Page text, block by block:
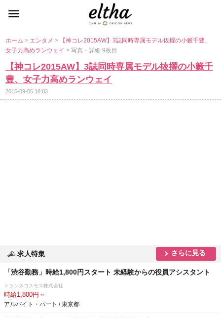
ホーム> エンタメ>
【神コレ2015AW】3誌同時専属モデル抜擢の小籔千豊、
女子力高めランウェイ> 写真・詳細 9枚目
【神コレ2015AW】3誌同時専属モデル抜擢の小籔千
豊、女子力高めランウェイ
2015-09-05 18:03
求人特集 さらに見る
「渋谷勤務」時給1,800円スタート 未経験からの役員アシスタント
トランスコスモス株式会社
時給1,800円～
アルバイト・パート / 東京都